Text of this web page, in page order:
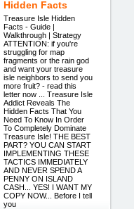
Hidden Facts
Treasure Isle Hidden
Facts - Guide |
Walkthrough | Strategy
ATTENTION: if you're
struggling for map
fragments or the rain god
and want your treasure
isle neighbors to send you
more fruit? - read this
letter now ... Treasure Isle
Addict Reveals The
Hidden Facts That You
Need To Know In Order
To Completely Dominate
Treasure Isle! THE BEST
PART? YOU CAN START
IMPLEMENTING THESE
TACTICS IMMEDIATELY
AND NEVER SPEND A
PENNY ON ISLAND
CASH... YES! I WANT MY
COPY NOW... Before I tell
you